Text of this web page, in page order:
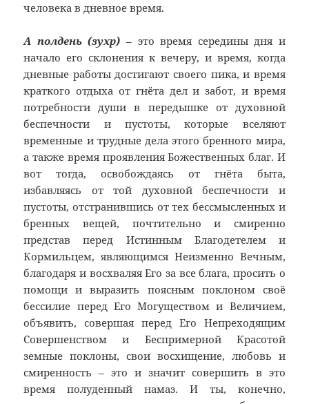
человека в дневное время.
А полдень (зухр) – это время середины дня и
начало его склонения к вечеру, и время, когда
дневные работы достигают своего пика, и время
краткого отдыха от гнёта дел и забот, и время
потребности души в передышке от духовной
беспечности и пустоты, которые вселяют
временные и трудные дела этого бренного мира,
а также время проявления Божественных благ. И
вот тогда, освобождаясь от гнёта быта,
избавляясь от той духовной беспечности и
пустоты, отстранившись от тех бессмысленных и
бренных вещей, почтительно и смиренно
представ перед Истинным Благодетелем и
Кормильцем, являющимся Неизменно Вечным,
благодаря и восхваляя Его за все блага, просить о
помощи и выразить поясным поклоном своё
бессилие перед Его Могуществом и Величием,
объявить, совершая перед Его Непреходящим
Совершенством и Беспримерной Красотой
земные поклоны, свои восхищение, любовь и
смиренность – это и значит совершить в это
время полуденный намаз. И ты, конечно,